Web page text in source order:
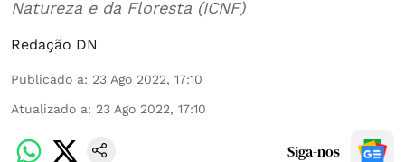
Natureza e da Floresta (ICNF)
Redação DN
Publicado a: 23 Ago 2022, 17:10
Atualizado a: 23 Ago 2022, 17:10
Siga-nos